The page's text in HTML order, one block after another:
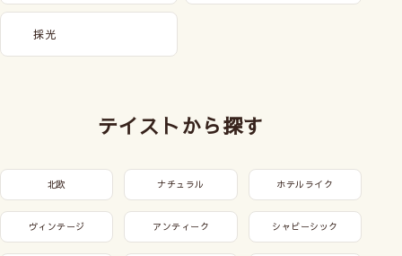
採光
テイストから探す
北欧 ナチュラル ホテルライク
ヴィンテージ アンティーク シャビーシック